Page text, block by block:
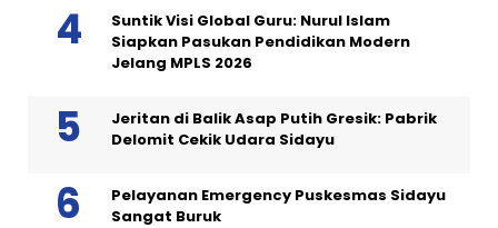
Suntik Visi Global Guru: Nurul Islam
Siapkan Pasukan Pendidikan Modern
Jelang MPLS 2026
Jeritan di Balik Asap Putih Gresik: Pabrik
Delomit Cekik Udara Sidayu
Pelayanan Emergency Puskesmas Sidayu
Sangat Buruk